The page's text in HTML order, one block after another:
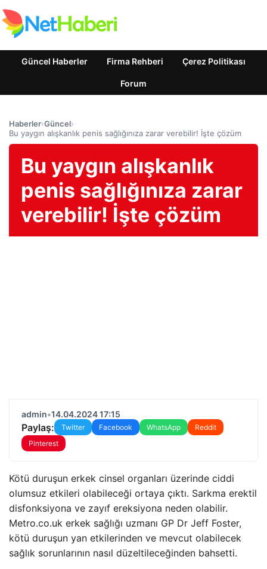
Güncel Haberler Firma Rehberi Çerez Politikası
Forum
Haberler›Güncel›
Bu yaygın alışkanlık penis sağlığınıza zarar verebilir! İşte çözüm
Bu yaygın alışkanlık
penis sağlığınıza zarar
verebilir! İşte çözüm
admin•14.04.2024 17:15
Paylaş: Twitter Facebook WhatsApp
Reddit
Pinterest
Kötü duruşun erkek cinsel organları üzerinde ciddi
olumsuz etkileri olabileceği ortaya çıktı. Sarkma erektil
disfonksiyona ve zayıf ereksiyona neden olabilir.
Metro.co.uk erkek sağlığı uzmanı GP Dr Jeff Foster,
kötü duruşun yan etkilerinden ve mevcut olabilecek
sağlık sorunlarının nasıl düzeltileceğinden bahsetti.